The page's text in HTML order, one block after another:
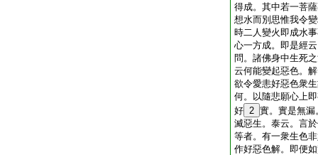
得成。其中若一菩
想水而別思惟我令
時二人變火即成水
心一方成。即是經
問。諸佛身中生死
云何能變起惡色。
欲令愛恚好惡色衆
何。以隨悲願心上
好 2 實。實是無漏
滅惡生。泰云。言
等者。有一衆生色
作好惡色解。即便